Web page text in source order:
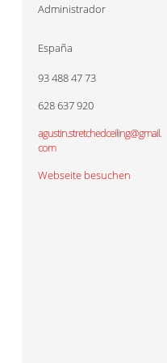
Administrador
España
93 488 47 73
628 637 920
agustin.stretchedceiling@gmail.
com
Webseite besuchen